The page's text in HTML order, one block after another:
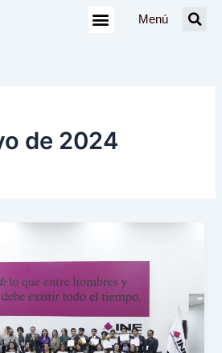
Menú
de 2024